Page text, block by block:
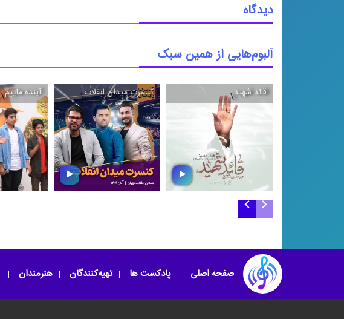
دیدگاه
آلبوم‌هایی از همین سبک
قائد شهید\ کنسرت میدان انقلاب\ آینده ماییم\
صفحه اصلی پادکست ها تهیه‌کنندگان هنرمندان